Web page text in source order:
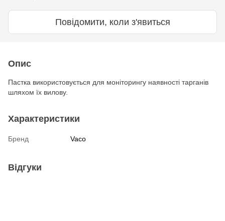
Повідомити, коли з'явиться
Опис
Пастка використовується для моніторингу наявності тарганів
шляхом їх вилову.
Характеристики
Бренд Vaco
Відгуки